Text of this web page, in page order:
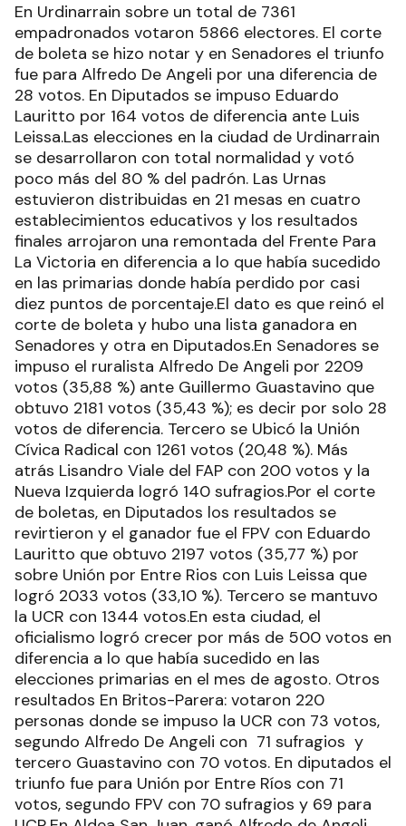
En Urdinarrain sobre un total de 7361
empadronados votaron 5866 electores. El corte
de boleta se hizo notar y en Senadores el triunfo
fue para Alfredo De Angeli por una diferencia de
28 votos. En Diputados se impuso Eduardo
Lauritto por 164 votos de diferencia ante Luis
Leissa.Las elecciones en la ciudad de Urdinarrain
se desarrollaron con total normalidad y votó
poco más del 80 % del padrón. Las Urnas
estuvieron distribuidas en 21 mesas en cuatro
establecimientos educativos y los resultados
finales arrojaron una remontada del Frente Para
La Victoria en diferencia a lo que había sucedido
en las primarias donde había perdido por casi
diez puntos de porcentaje.El dato es que reinó el
corte de boleta y hubo una lista ganadora en
Senadores y otra en Diputados.En Senadores se
impuso el ruralista Alfredo De Angeli por 2209
votos (35,88 %) ante Guillermo Guastavino que
obtuvo 2181 votos (35,43 %); es decir por solo 28
votos de diferencia. Tercero se Ubicó la Unión
Cívica Radical con 1261 votos (20,48 %). Más
atrás Lisandro Viale del FAP con 200 votos y la
Nueva Izquierda logró 140 sufragios.Por el corte
de boletas, en Diputados los resultados se
revirtieron y el ganador fue el FPV con Eduardo
Lauritto que obtuvo 2197 votos (35,77 %) por
sobre Unión por Entre Rios con Luis Leissa que
logró 2033 votos (33,10 %). Tercero se mantuvo
la UCR con 1344 votos.En esta ciudad, el
oficialismo logró crecer por más de 500 votos en
diferencia a lo que había sucedido en las
elecciones primarias en el mes de agosto. Otros
resultados En Britos-Parera: votaron 220
personas donde se impuso la UCR con 73 votos,
segundo Alfredo De Angeli con 71 sufragios y
tercero Guastavino con 70 votos. En diputados el
triunfo fue para Unión por Entre Ríos con 71
votos, segundo FPV con 70 sufragios y 69 para